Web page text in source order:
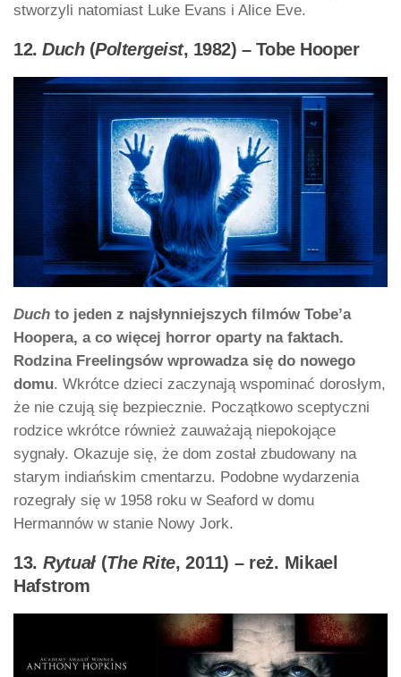
stworzyli natomiast Luke Evans i Alice Eve.
12. Duch(Poltergeist, 1982) – Tobe Hooper
Duch to jeden z najsłynniejszych filmów Tobe’a
Hoopera, a co więcej horror oparty na faktach.
Rodzina Freelingsów wprowadza się do nowego
domu. Wkrótce dzieci zaczynają wspominać dorosłym,
że nie czują się bezpiecznie. Początkowo sceptyczni
rodzice wkrótce również zauważają niepokojące
sygnały. Okazuje się, że dom został zbudowany na
starym indiańskim cmentarzu. Podobne wydarzenia
rozegrały się w 1958 roku w Seaford w domu
Hermannów w stanie Nowy Jork.
13. Rytuał(The Rite, 2011) – reż. Mikael
Hafstrom